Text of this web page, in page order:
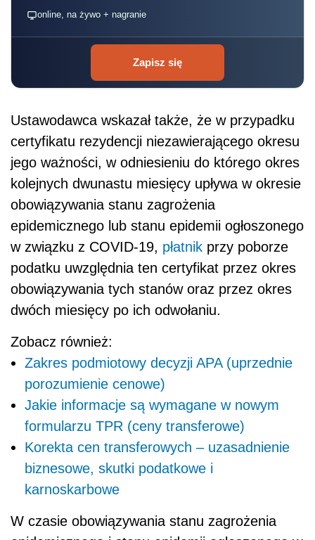
online, na żywo + nagranie
Zapisz się
Ustawodawca wskazał także, że w przypadku
certyfikatu rezydencji niezawierającego okresu
jego ważności, w odniesieniu do którego okres
kolejnych dwunastu miesięcy upływa w okresie
obowiązywania stanu zagrożenia
epidemicznego lub stanu epidemii ogłoszonego
w związku z COVID-19, płatnik przy poborze
podatku uwzględnia ten certyfikat przez okres
obowiązywania tych stanów oraz przez okres
dwóch miesięcy po ich odwołaniu.
Zobacz również:
Zakres podmiotowy decyzji APA (uprzednie
porozumienie cenowe)
Jakie informacje są wymagane w nowym
formularzu TPR (ceny transferowe)
Korekta cen transferowych – uzasadnienie
biznesowe, skutki podatkowe i
karnoskarbowe
W czasie obowiązywania stanu zagrożenia